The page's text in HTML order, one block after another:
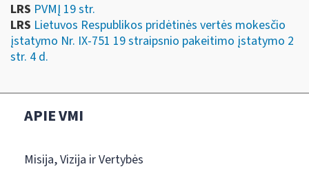
LRS PVMĮ 19 str.
LRS Lietuvos Respublikos pridėtinės vertės mokesčio
įstatymo Nr. IX-751 19 straipsnio pakeitimo įstatymo 2
str. 4 d.
APIE VMI
Misija, Vizija ir Vertybės